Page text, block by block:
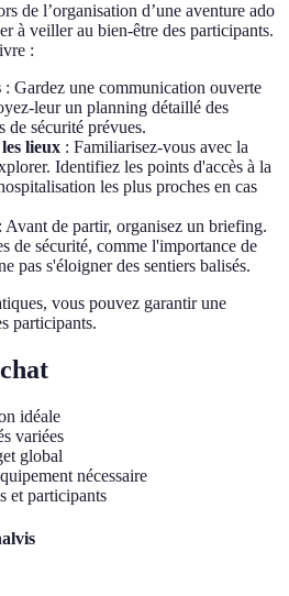
de l’organisation d’une aventure ado
à veiller au bien-être des participants.
:
: Gardez une communication ouverte
leur un planning détaillé des
de sécurité prévues.
lieux : Familiarisez-vous avec la
Identifiez les points d'accès à la
les plus proches en cas
: Avant de partir, organisez un briefing.
de sécurité, comme l'importance de
pas s'éloigner des sentiers balisés.
vous pouvez garantir une
participants.
idéale
variées
global
nécessaire
et participants